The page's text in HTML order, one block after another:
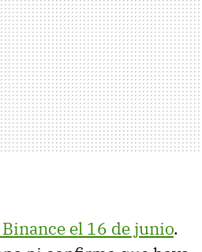
el 16 de junio.